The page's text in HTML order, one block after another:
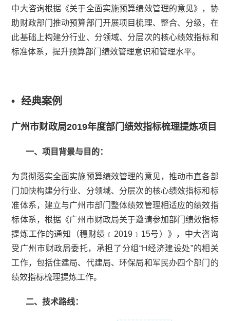
中大咨询根据《关于全面实施预算绩效管理的意见》，协
助财政部门推动预算部门开展项目梳理、整合、分级，在
此基础上构建分行业、分领域、分层次的核心绩效指标和
标准体系，提升预算部门绩效管理意识和管理水平。
• 经典案例
广州市财政局2019年度部门绩效指标梳理提炼项目
一、项目背景与目的：
为贯彻落实全面实施预算绩效管理的意见，推动市直各部
门加快构建分行业、分领域、分层次的核心绩效指标和标
准体系，建立与广州市部门整体绩效管理相适应的绩效指
标体系，根据《广州市财政局关于邀请参加部门绩效指标
提炼工作的通知（穗财绩﹝2019﹞15号）》，中大咨询
受广州市财政局委托，承担了分组“H经济建设处”的相关
工作，包括住建局、代建局、环保局和军民办四个部门的
绩效指标梳理提炼工作。
二、技术路线：